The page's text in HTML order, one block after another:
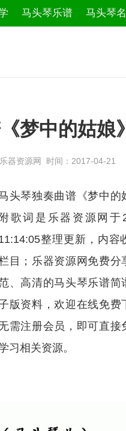
马头琴乐谱 马头琴
梦中的姑娘》
器资源网 时间：2017-04-21
头琴独奏曲谱《梦中的
附歌词是乐器资源网于
整理更新，内容
目；乐器资源网免费分
、高清的马头琴乐谱简
版资料，欢迎在线免费
需注册会员，即可直接
习相关资源。